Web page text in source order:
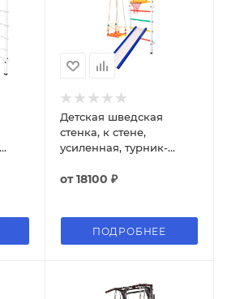
Детская шведская
стенка, к стене,
усиленная, турник-
баскетбольное кольцо
от18100 ₽
ПОДРОБНЕЕ